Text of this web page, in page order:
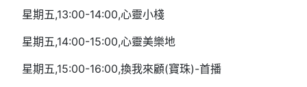
星期五,13:00-14:00,心靈小棧
星期五,14:00-15:00,心靈美樂地
星期五,15:00-16:00,換我來顧(寶珠)-首播